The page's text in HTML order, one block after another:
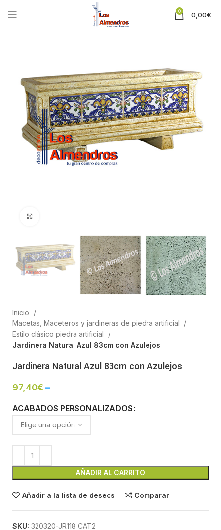
0 0,00€
Inicio
Macetas, Maceteros y jardineras de piedra artificial
Estilo clásico piedra artificial
Jardinera Natural Azul 83cm con Azulejos
Jardinera Natural Azul 83cm con Azulejos
97,40€ –
ACABADOS PERSONALIZADOS
AÑADIR AL CARRITO
Añadir a la lista de deseos Comparar
SKU: 320320-JR118 CAT2